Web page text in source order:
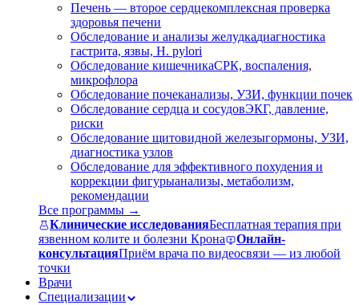
Печень — второе сердцекомплексная проверка
здоровья печени
Обследование и анализы желудкадиагностика
гастрита, язвы, H. pylori
Обследование кишечникаСРК, воспаления,
микрофлора
Обследование почеканализы, УЗИ, функции почек
Обследование сердца и сосудовЭКГ, давление,
риски
Обследование щитовидной железыгормоны, УЗИ,
диагностика узлов
Обследование для эффективного похудения и
коррекции фигурыанализы, метаболизм,
рекомендации
Все программы →
Клинические исследованияБесплатная терапия при
язвенном колите и болезни Крона
Онлайн-
консультацияПриём врача по видеосвязи — из любой
точки
Врачи
Специализации